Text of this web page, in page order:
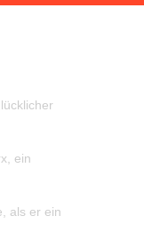
ein
als er ein